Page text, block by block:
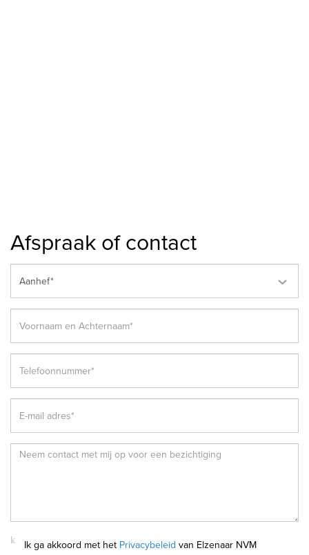
Afspraak of contact
Aanhef*
Ik ga akkoord met het Privacybeleid van Elzenaar NVM